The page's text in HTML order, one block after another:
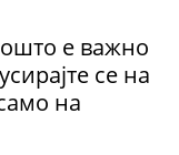
е важно
се на
на